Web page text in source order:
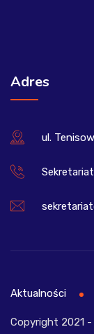
Adres
ul.
Sekretariat
Copyright 2021 -
Aktualności